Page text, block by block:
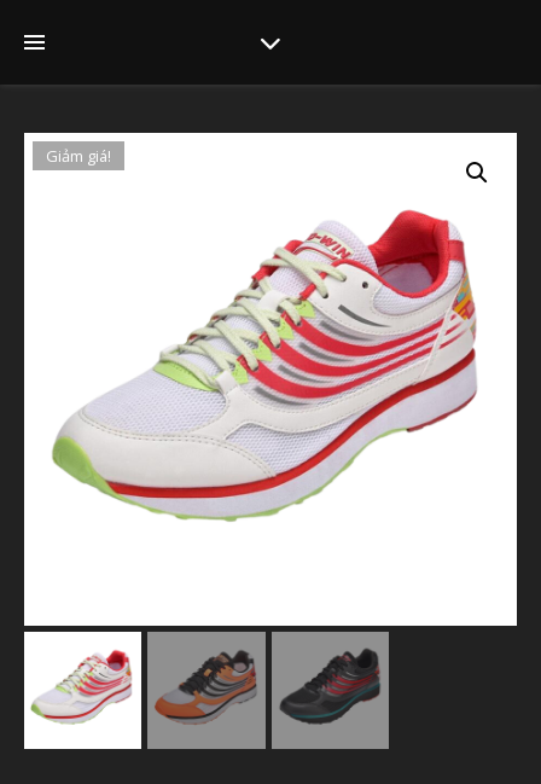
Giảm giá!